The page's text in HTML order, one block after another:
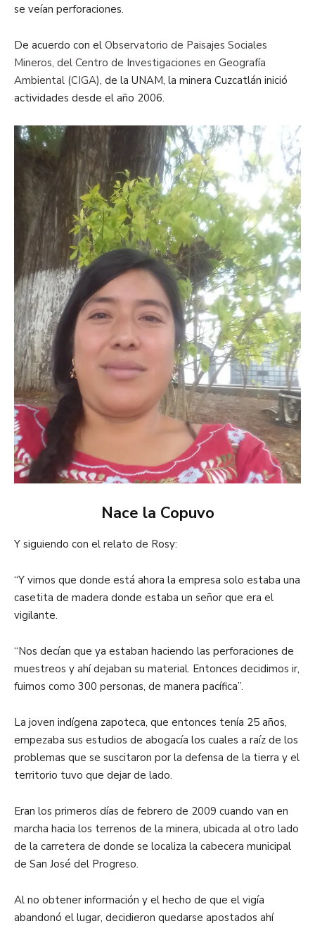
se veían perforaciones.
De acuerdo con el Observatorio de Paisajes Sociales
Mineros, del Centro de Investigaciones en Geografía
Ambiental (CIGA), de la UNAM, la minera Cuzcatlán inició
actividades desde el año 2006.
Nace la Copuvo
Y siguiendo con el relato de Rosy:
“Y vimos que donde está ahora la empresa solo estaba una
casetita de madera donde estaba un señor que era el
vigilante.
“Nos decían que ya estaban haciendo las perforaciones de
muestreos y ahí dejaban su material. Entonces decidimos ir,
fuimos como 300 personas, de manera pacífica”.
La joven indígena zapoteca, que entonces tenía 25 años,
empezaba sus estudios de abogacía los cuales a raíz de los
problemas que se suscitaron por la defensa de la tierra y el
territorio tuvo que dejar de lado.
Eran los primeros días de febrero de 2009 cuando van en
marcha hacia los terrenos de la minera, ubicada al otro lado
de la carretera de donde se localiza la cabecera municipal
de San José del Progreso.
Al no obtener información y el hecho de que el vigía
abandonó el lugar, decidieron quedarse apostados ahí